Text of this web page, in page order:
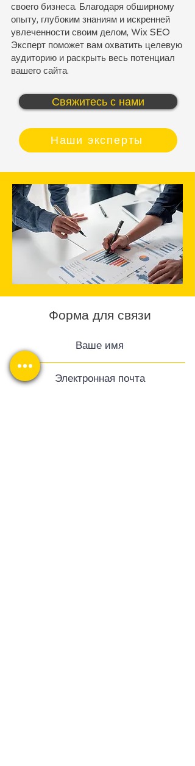
своего бизнеса. Благодаря обширному
опыту, глубоким знаниям и искренней
увлеченности своим делом, Wix SEO
Эксперт поможет вам охватить целевую
аудиторию и раскрыть весь потенциал
вашего сайта.
Свяжитесь с нами
Наши эксперты
Форма для связи